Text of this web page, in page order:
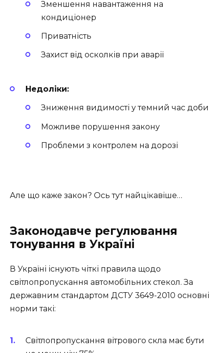
Зменшення навантаження на
кондиціонер
Приватність
Захист від осколків при аварії
Недоліки:
Зниження видимості у темний час доби
Можливе порушення закону
Проблеми з контролем на дорозі
Але що каже закон? Ось тут найцікавіше…
Законодавче регулювання
тонування в Україні
В Україні існують чіткі правила щодо
світлопропускання автомобільних стекол. За
державним стандартом ДСТУ 3649-2010 основні
норми такі:
Світлопропускання вітрового скла має бути